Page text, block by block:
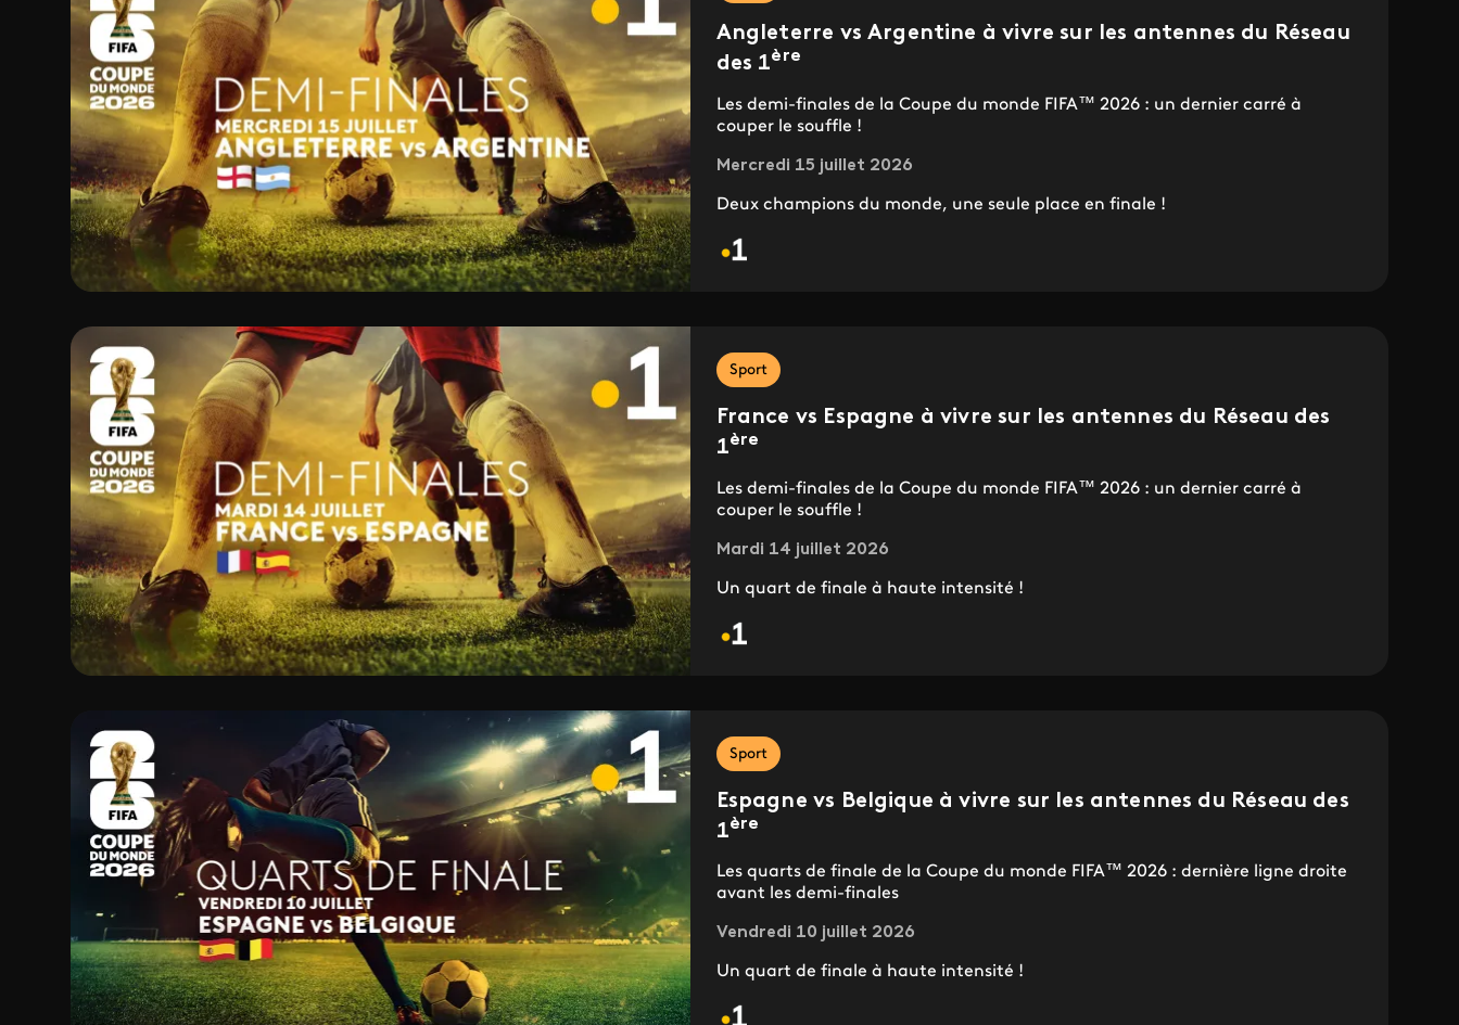
Angleterre vs Argentine à vivre sur les antennes du Réseau
des 1ère
Les demi-finales de la Coupe du monde FIFA™ 2026 : un dernier carré à
couper le souffle !
Mercredi 15 juillet 2026
Deux champions du monde, une seule place en finale !
Sport
France vs Espagne à vivre sur les antennes du Réseau des
1ère
Les demi-finales de la Coupe du monde FIFA™ 2026 : un dernier carré à
couper le souffle !
Mardi 14 juillet 2026
Un quart de finale à haute intensité !
Sport
Espagne vs Belgique à vivre sur les antennes du Réseau des
1ère
Les quarts de finale de la Coupe du monde FIFA™ 2026 : dernière ligne droite
avant les demi-finales
Vendredi 10 juillet 2026
Un quart de finale à haute intensité !